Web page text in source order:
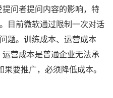
问者提问内容的影响，特
目前微软通过限制一次对话
题。训练成本、运营成本
营成本是普通企业无法承
要推广，必须降低成本。